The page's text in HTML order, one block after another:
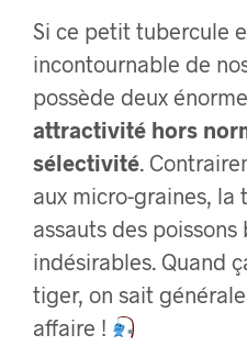
Si ce petit tubercule
incontournable de
possède deux
attractivité hors
sélectivité.
aux micro-graines, la
assauts des
indésirables. Quand
tiger, on sait
affaire !